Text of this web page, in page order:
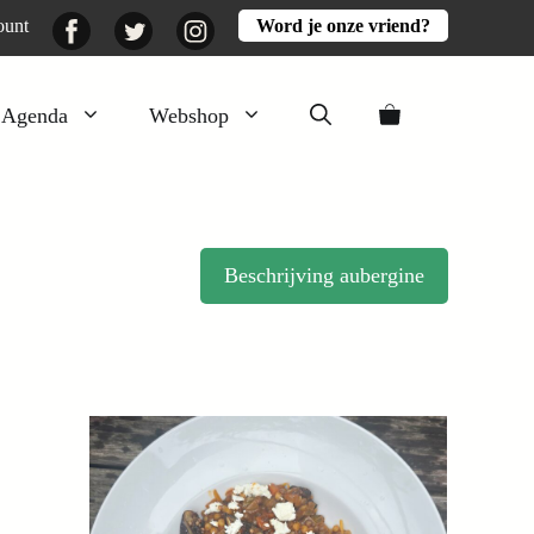
FacebookTwitter InstagramWord je onze vriend?
Agenda Webshop
Aarde en mest
Lekker
Beschrijving aubergine